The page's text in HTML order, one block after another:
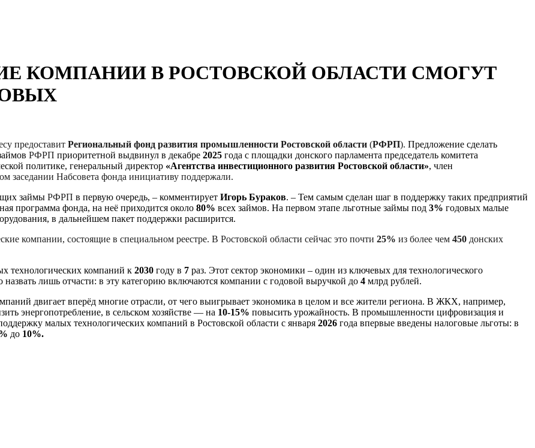
КОМПАНИИ В РОСТОВСКОЙ ОБЛАСТИ СМОГУТ
предоставит Региональный фонд развития промышленности Ростовской области (РФРП). Предложение сделать
РФРП приоритетной выдвинул в декабре 2025 года с площадки донского парламента председатель комитета
политике, генеральный директор «Агентства инвестиционного развития Ростовской области», член
заседании Набсовета фонда инициативу поддержали.
займы РФРП в первую очередь, – комментирует Игорь Бураков. – Тем самым сделан шаг в поддержку таких предприятий
программа фонда, на неё приходится около 80% всех займов. На первом этапе льготные займы под 3% годовых малые
в дальнейшем пакет поддержки расширится.
компании, состоящие в специальном реестре. В Ростовской области сейчас это почти 25% из более чем 450 донских
технологических компаний к 2030 году в 7 раз. Этот сектор экономики – один из ключевых для технологического
лишь отчасти: в эту категорию включаются компании с годовой выручкой до 4 млрд рублей.
двигает вперёд многие отрасли, от чего выигрывает экономика в целом и все жители региона. В ЖКХ, например,
энергопотребление, в сельском хозяйстве — на 10-15% повысить урожайность. В промышленности цифровизация и
малых технологических компаний в Ростовской области с января 2026 года впервые введены налоговые льготы: в
до 10%.